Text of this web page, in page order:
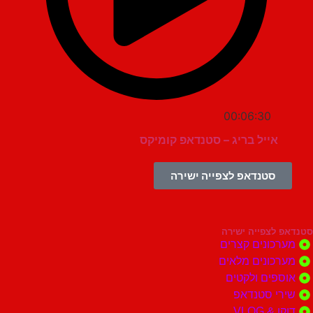
00:06:30
אייל בריג – סטנדאפ קומיקס
סטנדאפ לצפייה ישירה
ישירה
קצרים
מלאים
ולקטים
סטנדאפ